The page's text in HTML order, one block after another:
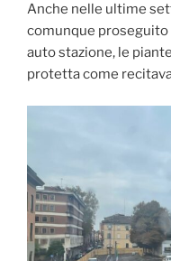
Anche nelle ultime
comunque proseguito
auto stazione, le
protetta come